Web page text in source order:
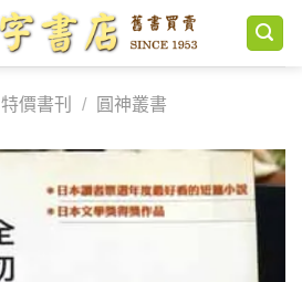
特價書刊 / 圓神叢書